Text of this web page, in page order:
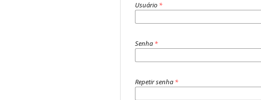
Usuário *
Senha *
Repetir senha *